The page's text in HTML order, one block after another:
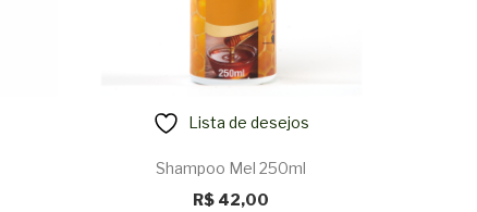
Lista de desejos
Shampoo Mel 250ml
R$ 42,00